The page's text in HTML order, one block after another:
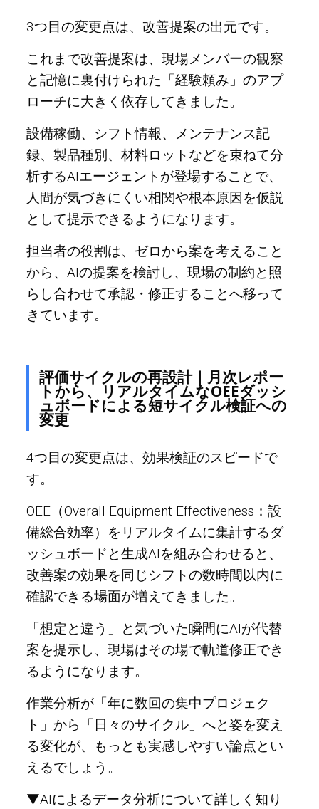
3つ目の変更点は、改善提案の出元です。
これまで改善提案は、現場メンバーの観察
と記憶に裏付けられた「経験頼み」のアプ
ローチに大きく依存してきました。
設備稼働、シフト情報、メンテナンス記
録、製品種別、材料ロットなどを束ねて分
析するAIエージェントが登場することで、
人間が気づきにくい相関や根本原因を仮説
として提示できるようになります。
担当者の役割は、ゼロから案を考えること
から、AIの提案を検討し、現場の制約と照
らし合わせて承認・修正することへ移って
きています。
評価サイクルの再設計｜月次レポー
トから、リアルタイムなOEEダッシ
ュボードによる短サイクル検証への
変更
4つ目の変更点は、効果検証のスピードで
す。
OEE（Overall Equipment Effectiveness：設
備総合効率）をリアルタイムに集計するダ
ッシュボードと生成AIを組み合わせると、
改善案の効果を同じシフトの数時間以内に
確認できる場面が増えてきました。
「想定と違う」と気づいた瞬間にAIが代替
案を提示し、現場はその場で軌道修正でき
るようになります。
作業分析が「年に数回の集中プロジェク
ト」から「日々のサイクル」へと姿を変え
る変化が、もっとも実感しやすい論点とい
えるでしょう。
▼AIによるデータ分析について詳しく知り